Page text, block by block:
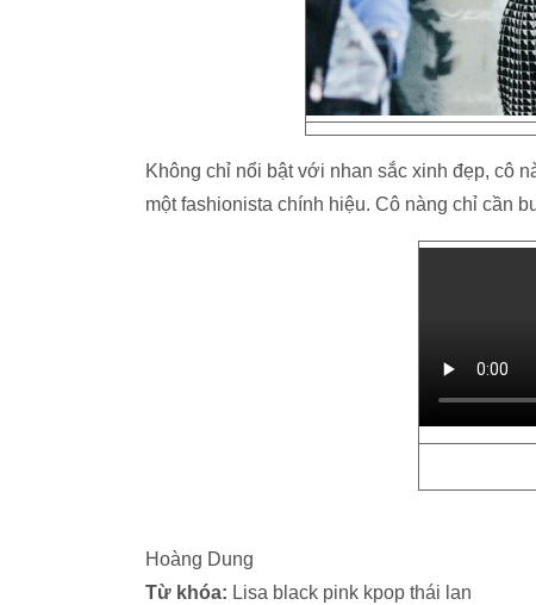
Không chỉ nổi bật với nhan sắc xinh đẹp, cô
một fashionista chính hiệu. Cô nàng chỉ cần
Hoàng Dung
Từ khóa: Lisa black pink kpop thái lan